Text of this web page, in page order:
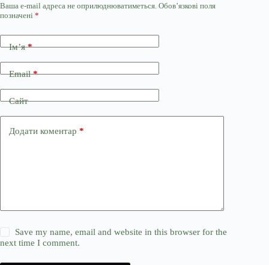
Ваша e-mail адреса не оприлюднюватиметься. Обов’язкові поля
позначені *
Ім’я*
Email*
Сайт
Додати коментар *
Save my name, email and website in this browser for the
next time I comment.